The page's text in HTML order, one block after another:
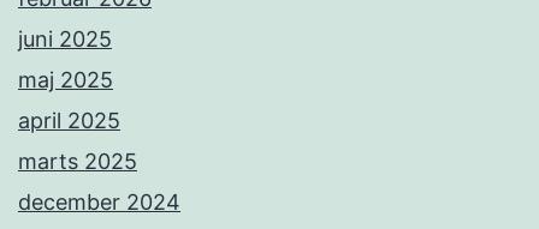
juni 2025
maj 2025
april 2025
marts 2025
december 2024